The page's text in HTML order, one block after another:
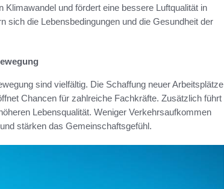
und fördert eine bessere Luftqualität in
sich die Lebensbedingungen und die Gesundheit der
sind vielfältig. Die Schaffung neuer Arbeitsplätze
Chancen für zahlreiche Fachkräfte. Zusätzlich führt
Lebensqualität. Weniger Verkehrsaufkommen
stärken das Gemeinschaftsgefühl.